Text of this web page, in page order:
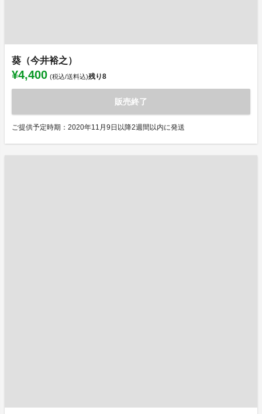
葵（今井裕之）
¥4,400 (税込/送料込)残り8
販売終了
ご提供予定時期：2020年11月9日以降2週間以内に発送